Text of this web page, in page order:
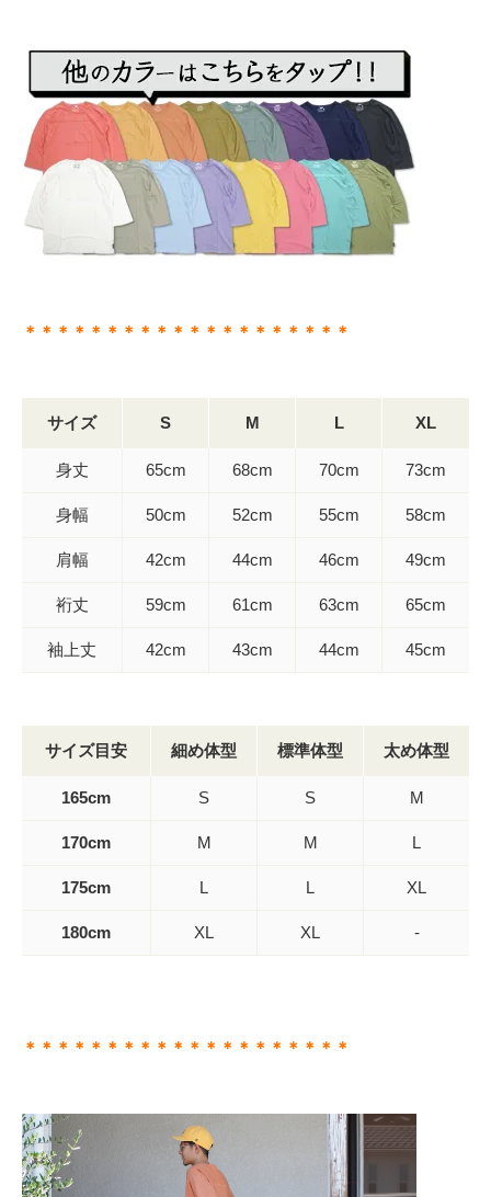
＊＊＊＊＊＊＊＊＊＊＊＊＊＊＊＊＊＊＊＊
サイズ S M L XL
身丈 65cm 68cm 70cm 73cm
身幅 50cm 52cm 55cm 58cm
肩幅 42cm 44cm 46cm 49cm
裄丈 59cm 61cm 63cm 65cm
袖上丈 42cm 43cm 44cm 45cm
サイズ目安 細め体型 標準体型 太め体型
165cm S S M
170cm M M L
175cm L L XL
180cm XL XL -
＊＊＊＊＊＊＊＊＊＊＊＊＊＊＊＊＊＊＊＊